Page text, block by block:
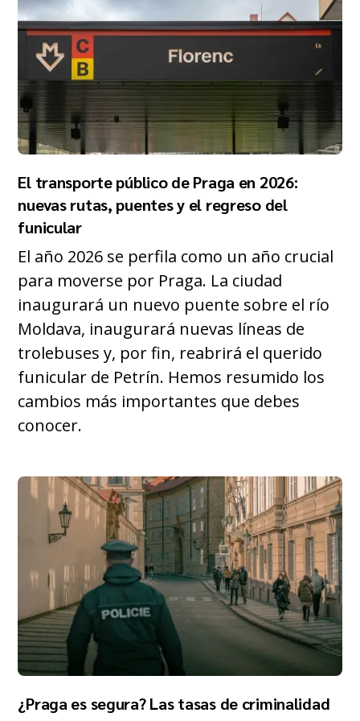
El transporte público de Praga en 2026:
nuevas rutas, puentes y el regreso del
funicular
El año 2026 se perfila como un año crucial
para moverse por Praga. La ciudad
inaugurará un nuevo puente sobre el río
Moldava, inaugurará nuevas líneas de
trolebuses y, por fin, reabrirá el querido
funicular de Petrín. Hemos resumido los
cambios más importantes que debes
conocer.
¿Praga es segura? Las tasas de criminalidad